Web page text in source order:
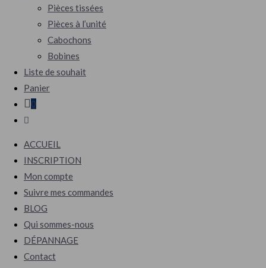
Pièces tissées
Pièces à l’unité
Cabochons
Bobines
Liste de souhait
Panier
0
Toggle
search
ACCUEIL
INSCRIPTION
Mon compte
Suivre mes commandes
BLOG
Qui sommes-nous
DÉPANNAGE
Contact